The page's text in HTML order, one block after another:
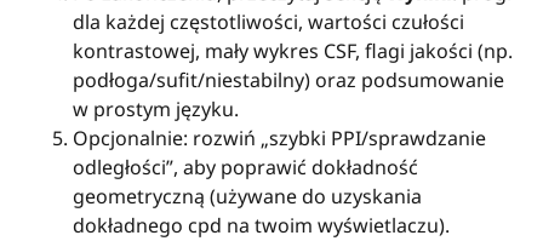
dla każdej częstotliwości, wartości czułości
kontrastowej, mały wykres CSF, flagi jakości (np.
podłoga/sufit/niestabilny) oraz podsumowanie
w prostym języku.
Opcjonalnie: rozwiń „szybki PPI/sprawdzanie
odległości”, aby poprawić dokładność
geometryczną (używane do uzyskania
dokładnego cpd na twoim wyświetlaczu).